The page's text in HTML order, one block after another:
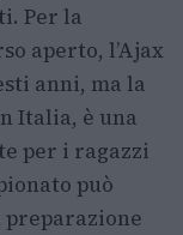
Per la
aperto, l’Ajax
anni, ma la
Italia, è una
per i ragazzi
può
preparazione